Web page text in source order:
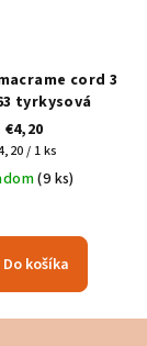
cord 3
tyrkysová
€4,20
/ 1 ks
(9 ks)
Do košíka